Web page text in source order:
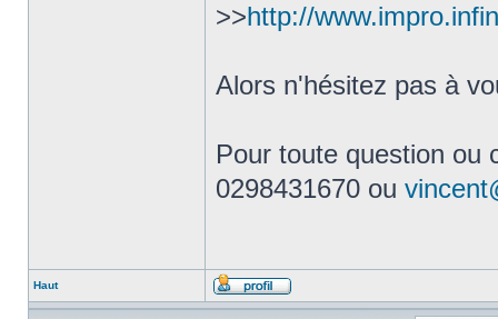
>>http://
Alors n'hésitez pas à
Pour toute question ou
0298431670 ou
Haut